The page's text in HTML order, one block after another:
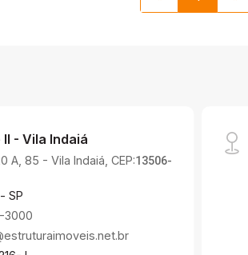
II - Vila Indaiá
A, 85 - Vila Indaiá, CEP:13506-
SP
3000